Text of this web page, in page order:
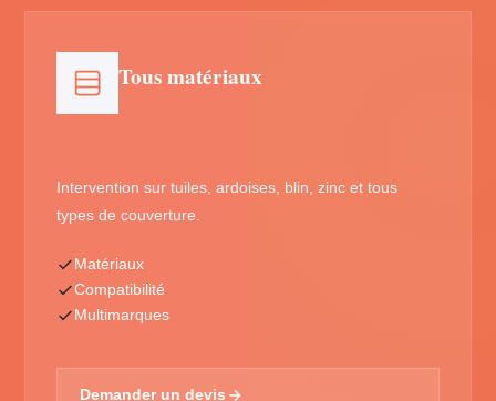
Tous matériaux
Intervention sur tuiles, ardoises, blin, zinc et tous
types de couverture.
Matériaux
Compatibilité
Multimarques
Demander un devis